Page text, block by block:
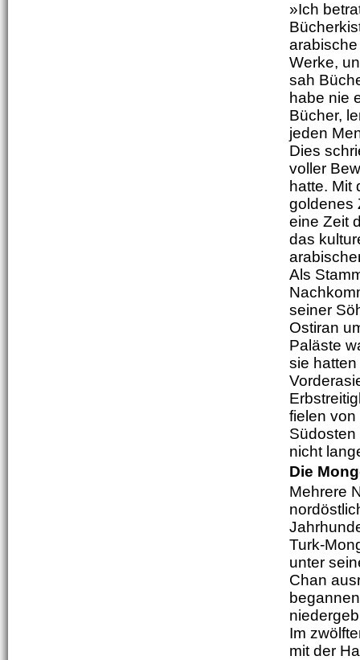
»Ich
Werke,
sah
habe nie
Bücher,
jeden
Dies
voller
hatte. Mit
goldenes
eine Zeit
das
Als
seiner
Ostiran
Paläste
sie
fielen
Südosten
nicht
Die
Mehrere
Turk-
unter
Chan
Im
mit der